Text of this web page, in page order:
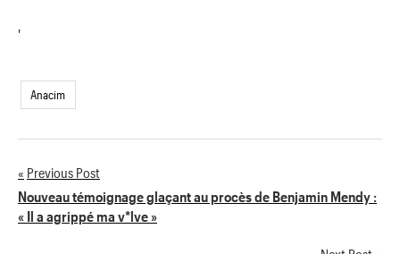
'
Anacim
Navigation
de
Previous Post
Nouveau témoignage glaçant au procès de Benjamin Mendy :
« Il a agrippé ma v*lve »